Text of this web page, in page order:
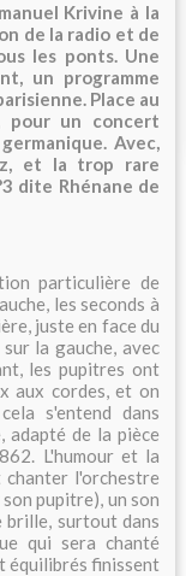
Krivine à la
de la radio et de
les ponts. Une
un programme
Place au
pour un concert
Avec,
et la trop rare
dite Rhénane de
particulière de
les seconds à
juste en face du
la gauche, avec
les pupitres ont
aux cordes, et on
s'entend dans
adapté de la pièce
L'humour et la
l'orchestre
pupitre), un son
brille, surtout dans
qui sera chanté
équilibrés finissent